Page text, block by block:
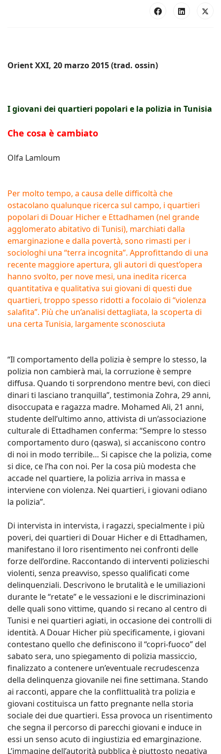
Orient XXI, 20 marzo 2015 (trad. ossin)
I giovani dei quartieri popolari e la polizia in Tunisia
Che cosa è cambiato
Olfa Lamloum
Per molto tempo, a causa delle difficoltà che
ostacolano qualunque ricerca sul campo, i quartieri
popolari di Douar Hicher e Ettadhamen (nel grande
agglomerato abitativo di Tunisi), marchiati dalla
emarginazione e dalla povertà, sono rimasti per i
sociologhi una “terra incognita”. Approfittando di una
recente maggiore apertura, gli autori di quest’opera
hanno svolto, per nove mesi, una inedita ricerca
quantitativa e qualitativa sui giovani di questi due
quartieri, troppo spesso ridotti a focolaio di “violenza
salafita”. Più che un’analisi dettagliata, la scoperta di
una certa Tunisia, largamente sconosciuta
“Il comportamento della polizia è sempre lo stesso, la
polizia non cambierà mai, la corruzione è sempre
diffusa. Quando ti sorprendono mentre bevi, con dieci
dinari ti lasciano tranquilla”, testimonia Zohra, 29 anni,
disoccupata e ragazza madre. Mohamed Ali, 21 anni,
studente dell’ultimo anno, attivista di un’associazione
culturale di Ettadhamen conferma: “Sempre lo stesso
comportamento duro (qaswa), si accaniscono contro
di noi in modo terribile… Si capisce che la polizia, come
si dice, ce l’ha con noi. Per la cosa più modesta che
accade nel quartiere, la polizia arriva in massa e
interviene con violenza. Nei quartieri, i giovani odiano
la polizia”.
Di intervista in intervista, i ragazzi, specialmente i più
poveri, dei quartieri di Douar Hicher e di Ettadhamen,
manifestano il loro risentimento nei confronti delle
forze dell’ordine. Raccontando di interventi polizieschi
violenti, senza preavviso, spesso qualificati come
delinquenziali. Descrivono le brutalità e le umiliazioni
durante le “retate” e le vessazioni e le discriminazioni
delle quali sono vittime, quando si recano al centro di
Tunisi e nei quartieri agiati, in occasione dei controlli di
identità. A Douar Hicher più specificamente, i giovani
contestano quello che definiscono il “copri-fuoco” del
sabato sera, uno spiegamento di polizia massiccio,
finalizzato a contenere un’eventuale recrudescenza
della delinquenza giovanile nei fine settimana. Stando
ai racconti, appare che la conflittualità tra polizia e
giovani costituisca un fatto pregnante nella storia
sociale dei due quartieri. Essa provoca un risentimento
che segna il percorso di parecchi giovani e induce in
essi un senso acuto di ingiustizia ed emarginazione.
L’immagine dell’autorità pubblica è piuttosto negativa